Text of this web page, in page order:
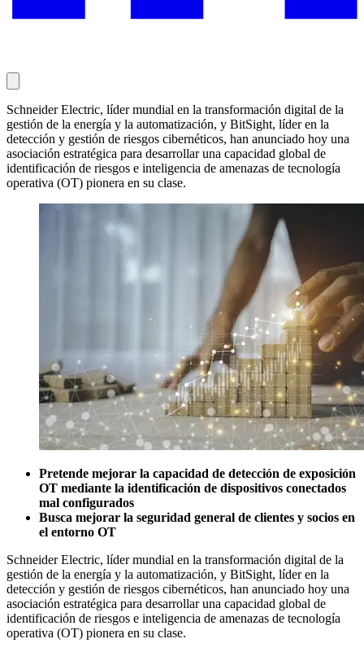
Schneider Electric, líder mundial en la transformación digital de la
gestión de la energía y la automatización, y BitSight, líder en la
detección y gestión de riesgos cibernéticos, han anunciado hoy una
asociación estratégica para desarrollar una capacidad global de
identificación de riesgos e inteligencia de amenazas de tecnología
operativa (OT) pionera en su clase.
Pretende mejorar la capacidad de detección de exposición
OT mediante la identificación de dispositivos conectados
mal configurados
Busca mejorar la seguridad general de clientes y socios en
el entorno OT
Schneider Electric, líder mundial en la transformación digital de la
gestión de la energía y la automatización, y BitSight, líder en la
detección y gestión de riesgos cibernéticos, han anunciado hoy una
asociación estratégica para desarrollar una capacidad global de
identificación de riesgos e inteligencia de amenazas de tecnología
operativa (OT) pionera en su clase.